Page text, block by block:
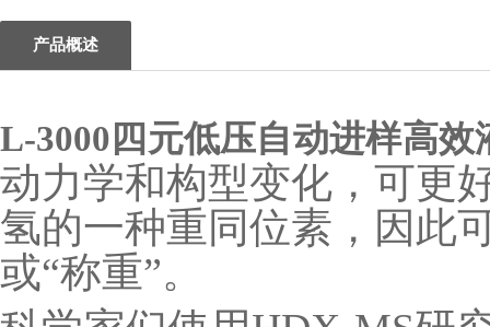
产品概述
L-3000四元低压自动进样高效
动力学和构型变化，可更
氢的一种重同位素，因此
或“称重”。